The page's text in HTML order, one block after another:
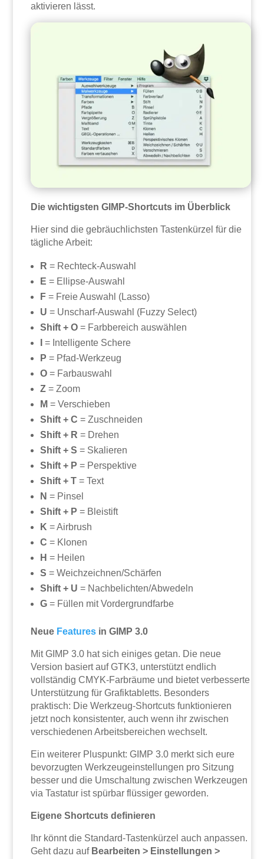
aktivieren lässt.
Die wichtigsten GIMP-Shortcuts im Überblick
Hier sind die gebräuchlichsten Tastenkürzel für die
tägliche Arbeit:
R = Rechteck-Auswahl
E = Ellipse-Auswahl
F = Freie Auswahl (Lasso)
U = Unscharf-Auswahl (Fuzzy Select)
Shift + O = Farbbereich auswählen
= Intelligente Schere
P = Pfad-Werkzeug
O = Farbauswahl
Z = Zoom
M = Verschieben
Shift + C = Zuschneiden
Shift + R = Drehen
Shift + S = Skalieren
Shift + P = Perspektive
Shift + T = Text
N = Pinsel
Shift + P = Bleistift
K = Airbrush
C = Klonen
H = Heilen
S = Weichzeichnen/Schärfen
Shift + U = Nachbelichten/Abwedeln
G = Füllen mit Vordergrundfarbe
Neue Features in GIMP 3.0
Mit GIMP 3.0 hat sich einiges getan. Die neue
Version basiert auf GTK3, unterstützt endlich
vollständig CMYK-Farbräume und bietet verbesserte
Unterstützung für Grafiktabletts. Besonders
praktisch: Die Werkzeug-Shortcuts funktionieren
jetzt noch konsistenter, auch wenn ihr zwischen
verschiedenen Arbeitsbereichen wechselt.
Ein weiterer Pluspunkt: GIMP 3.0 merkt sich eure
bevorzugten Werkzeugeinstellungen pro Sitzung
besser und die Umschaltung zwischen Werkzeugen
via Tastatur ist spürbar flüssiger geworden.
Eigene Shortcuts definieren
Ihr könnt die Standard-Tastenkürzel auch anpassen.
Geht dazu auf Bearbeiten > Einstellungen >